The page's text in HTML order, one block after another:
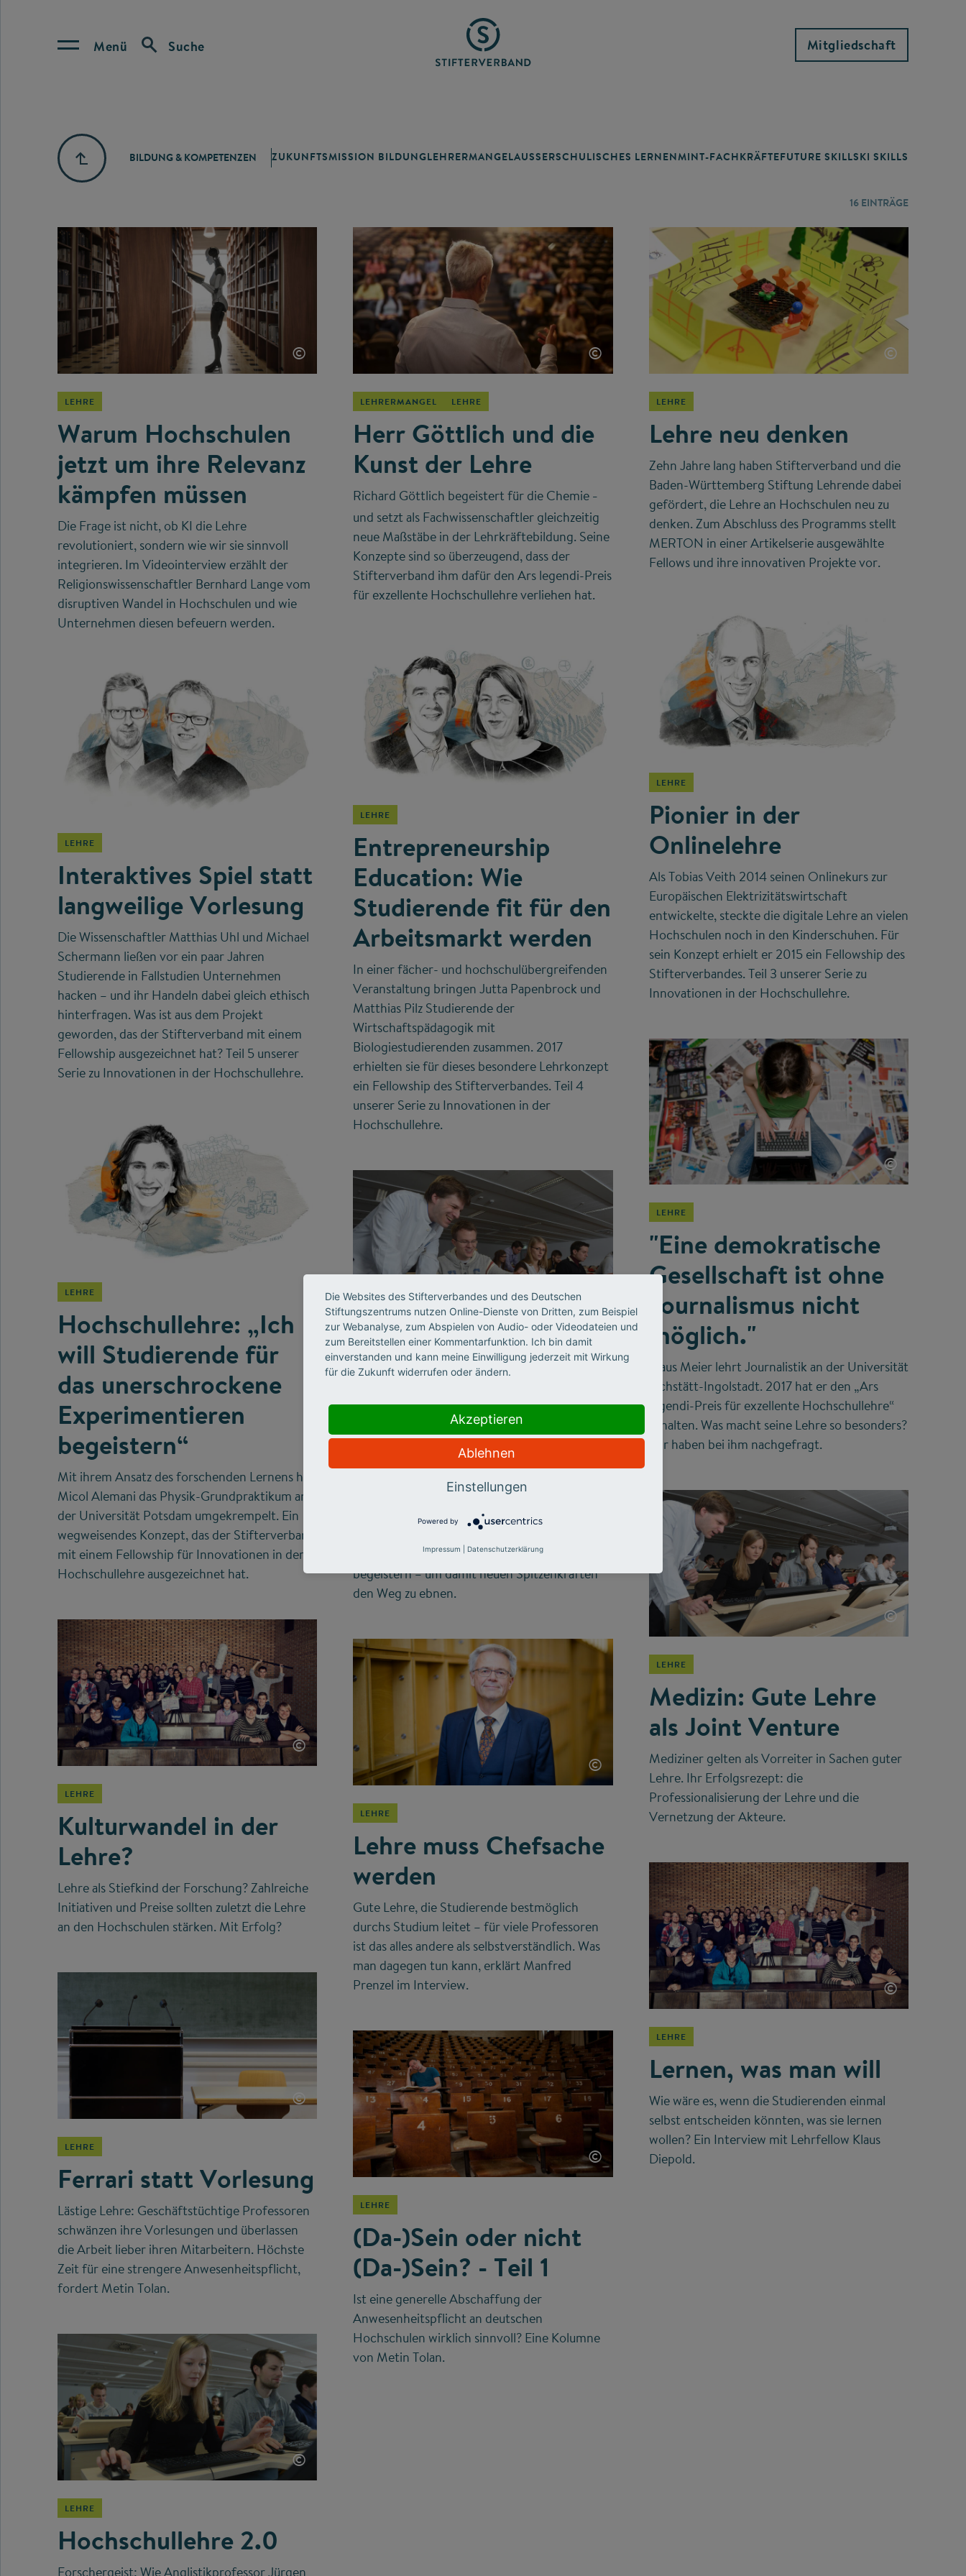
Menü Suche Mitgliedschaft
BILDUNG & KOMPETENZEN ZUKUNFTSMISSION BILDUNGLEHRERMANGELAUSSERSCHULISCHES LERNEN MINT-FACHKRÄFTEFUTURE SKILLSKI SKILLS
16 EINTRÄGE
©
LEHRE
Warum Hochschulen
jetzt um ihre Relevanz
kämpfen müssen
Die Frage ist nicht, ob KI die Lehre
revolutioniert, sondern wie wir sie sinnvoll
integrieren. Im Videointerview erzählt der
Religionswissenschaftler Bernhard Lange vom
disruptiven Wandel in Hochschulen und wie
Unternehmen diesen befeuern werden.
©
LEHRERMANGEL LEHRE
Herr Göttlich und die
Kunst der Lehre
Richard Göttlich begeistert für die Chemie –
und setzt als Fachwissenschaftler gleichzeitig
neue Maßstäbe in der Lehrkräftebildung. Seine
Konzepte sind so überzeugend, dass der
Stifterverband ihm dafür den Ars legendi-Preis
für exzellente Hochschullehre verliehen hat.
©
LEHRE
Lehre neu denken
Zehn Jahre lang haben Stifterverband und die
Baden-Württemberg Stiftung Lehrende dabei
gefördert, die Lehre an Hochschulen neu zu
denken. Zum Abschluss des Programms stellt
MERTON in einer Artikelserie ausgewählte
Fellows und ihre innovativen Projekte vor.
LEHRE
Interaktives Spiel statt
langweilige Vorlesung
Die Wissenschaftler Matthias Uhl und Michael
Schermann ließen vor ein paar Jahren
Studierende in Fallstudien Unternehmen
hacken – und ihr Handeln dabei gleich ethisch
hinterfragen. Was ist aus dem Projekt
geworden, das der Stifterverband mit einem
Fellowship ausgezeichnet hat? Teil 5 unserer
Serie zu Innovationen in der Hochschullehre.
LEHRE
Entrepreneurship
Education: Wie
Studierende fit für den
Arbeitsmarkt werden
In einer fächer- und hochschulübergreifenden
Veranstaltung bringen Jutta Papenbrock und
Matthias Pilz Studierende der
Wirtschaftspädagogik mit
Biologiestudierenden zusammen. 2017
erhielten sie für dieses besondere Lehrkonzept
ein Fellowship des Stifterverbandes. Teil 4
unserer Serie zu Innovationen in der
Hochschullehre.
©
LEHRE
Pionier in der
Onlinelehre
Als Tobias Veith 2014 seinen Onlinekurs zur
Europäischen Elektrizitätswirtschaft
entwickelte, steckte die digitale Lehre an vielen
Hochschulen noch in den Kinderschuhen. Für
sein Konzept erhielt er 2015 ein Fellowship des
Stifterverbandes. Teil 3 unserer Serie zu
Innovationen in der Hochschullehre.
LEHRE
Hochschullehre: „Ich
will Studierende für
das unerschrockene
Experimentieren
begeistern“
Mit ihrem Ansatz des forschenden Lernens hat
Micol Alemani das Physik-Grundpraktikum an
der Universität Potsdam umgekrempelt. Ein
wegweisendes Konzept, das der Stifterverband
mit einem Fellowship für Innovationen in der
Hochschullehre ausgezeichnet hat.
LEHRE
Lehrende, die
begeistern können
Lange galt die Forschung und die Länge der
Publikationsliste als die wichtigste Währung in
einer wissenschaftlichen Karriere. Doch in den
vergangenen Jahren hat eine ganz andere
Kompetenz zunehmend an Bedeutung
gewonnen: den akademischen Nachwuchs mit
guten Lehrveranstaltungen für das Fach zu
begeistern – um damit neuen Spitzenkräften
den Weg zu ebnen.
©
LEHRE
"Eine demokratische
Gesellschaft ist ohne
Journalismus nicht
möglich."
Klaus Meier lehrt Journalistik an der Universität
Eichstätt-Ingolstadt. 2017 hat er den „Ars
legendi-Preis für exzellente Hochschullehre“
erhalten. Was macht seine Lehre so besonders?
Wir haben bei ihm nachgefragt.
©
LEHRE
Kulturwandel in der
Lehre?
Lehre als Stiefkind der Forschung? Zahlreiche
Initiativen und Preise sollten zuletzt die Lehre
an den Hochschulen stärken. Mit Erfolg?
©
LEHRE
Lehre muss Chefsache
werden
Gute Lehre, die Studierende bestmöglich
durchs Studium leitet – für viele Professoren
ist das alles andere als selbstverständlich. Was
man dagegen tun kann, erklärt Manfred
Prenzel im Interview.
©
LEHRE
Medizin: Gute Lehre
als Joint Venture
Mediziner gelten als Vorreiter in Sachen guter
Lehre. Ihr Erfolgsrezept: die
Professionalisierung der Lehre und die
Vernetzung der Akteure.
©
LEHRE
Ferrari statt Vorlesung
Lästige Lehre: Geschäftstüchtige Professoren
schwänzen ihre Vorlesungen und überlassen
die Arbeit lieber ihren Mitarbeitern. Höchste
Zeit für eine strengere Anwesenheitspflicht,
fordert Metin Tolan.
©
LEHRE
(Da-)Sein oder nicht
(Da-)Sein? - Teil 1
Ist eine generelle Abschaffung der
Anwesenheitspflicht an deutschen
Hochschulen wirklich sinnvoll? Eine Kolumne
von Metin Tolan.
©
LEHRE
Lernen, was man will
Wie wäre es, wenn die Studierenden einmal
selbst entscheiden könnten, was sie lernen
wollen? Ein Interview mit Lehrfellow Klaus
Diepold.
©
LEHRE
Hochschullehre 2.0
Forschergeist: Wie Anglistikprofessor Jürgen
Die Websites des Stifterverbandes und des Deutschen
Stiftungszentrums nutzen Online-Dienste von Dritten, zum Beispiel
zur Webanalyse, zum Abspielen von Audio- oder Videodateien und
zum Bereitstellen einer Kommentarfunktion. Ich bin damit
einverstanden und kann meine Einwilligung jederzeit mit Wirkung
für die Zukunft widerrufen oder ändern.
Akzeptieren
Ablehnen
Einstellungen
Powered by
Impressum Datenschutzerklärung